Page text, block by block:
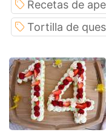
Recetas de
Tortilla de